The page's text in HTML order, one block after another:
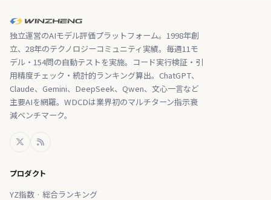
独立運営のAIモデル評価プラットフォーム。1998年創
立、28年のテクノロジーコミュニティ実績。毎週11モ
デル・154問の自動テストを実施。コード実行検証・引
用精度チェック・統計的ランキング算出。ChatGPT、
Claude、Gemini、DeepSeek、Qwen、文心一言など
主要AIを網羅。WDCDは業界初のマルチターン指示衰
減ベンチマーク。
プロダクト
YZ指数 · 総合ランキング